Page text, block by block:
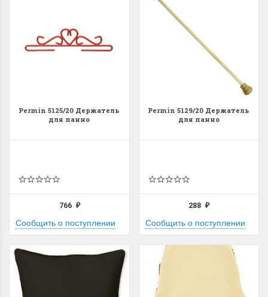
Permin 5125/20 Держатель
для панно
766 ₽
Сообщить о поступлении
Permin 5129/20 Держатель
для панно
288₽
Сообщить о поступлении